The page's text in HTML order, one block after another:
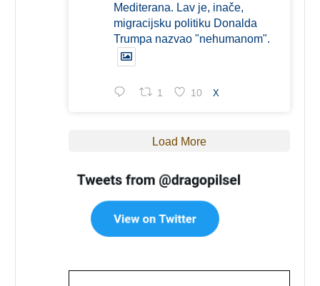
Mediterana. Lav je, inače,
migracijsku politiku Donalda
Trumpa nazvao "nehumanom".
1 10 X
Load More